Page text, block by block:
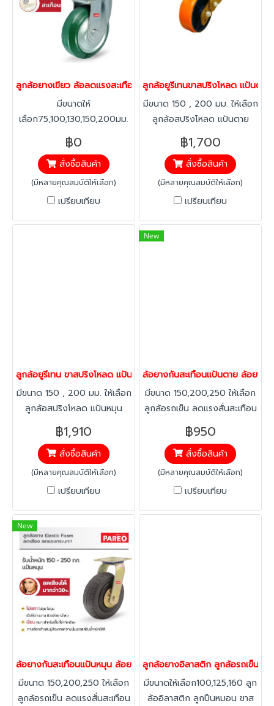
บนพื้นเหมือนล้อยางสีดำ
บนพื้นเหมือนล้อยางสีดำ
ลูกล้อยางเขียว ล้อลดแรงสะเทือน ล้อลดแรงเข็น ล้อไม่ทำพื้นเป็นรอ
มีขนาดให้
เลือก75,100,130,150,200มม.
มาตรฐาน JIS Standard ลด
แรงสั่นสะเทือน เนื้อยางนิ่ม ไม่
ยุบตัว ยืดหนุ่นสูง เงียบ นุ่มนวล
เพราะวัตถุดิบล้อผลิตจากยาง
เกรดเดียวกับยางรถยนต์
นาน แข็งแรง ด้วยสลักขนาด
฿0
สั่งซื้อสินค้า
(มีหลายคุณสมบัติให้เลือก)
เปรียบเทียบ
ลูกล้อยูรีเทนขาสปริงโหลด แป้นต
มีขนาด 150 , 200 มม. ให้เลือก
ลูกล้อสปริงโหลด แป้นตาย
ลูกล้อรถเข็น สำหรับงาน
อุตสาหกรรมที่ต้องการรับน้ำ
หนักมากเป็นพิเศษ เข็นเบา เข็น
นุ่ม จนรู้สึกแตกต่าง
฿1,700
สั่งซื้อสินค้า
(มีหลายคุณสมบัติให้เลือก)
เปรียบเทียบ
ลูกล้อยูรีเทน ขาสปริงโหลด แป้นหมุน รับน้ำหนัก 400-600 กก. ยี่ห้อ
มีขนาด 150 , 200 มม. ให้เลือก
ลูกล้อสปริงโหลด แป้นหมุน
ลูกล้อรถเข็น สำหรับงาน
อุตสาหกรรมที่ต้องการรับน้ำ
หนักมากเป็นพิเศษ เข็นเบา เข็น
นุ่ม จนรู้สึกแตกต่าง
฿1,910
สั่งซื้อสินค้า
(มีหลายคุณสมบัติให้เลือก)
เปรียบเทียบ
New
ล้อยางกันสะเทือนแป้นตาย ล้อยาง
มีขนาด 150,200,250 ให้เลือก
ลูกล้อรถเข็น ลดแรงสั่นสะเทือน
แข็งแรง ไม่ยุบตัว ยืดหยุ่นสูง
เพิ่มประสิทธิภาพในการทำงาน
เข็นเบา ใช้แรงน้อย
฿950
สั่งซื้อสินค้า
(มีหลายคุณสมบัติให้เลือก)
เปรียบเทียบ
New
ล้อยางกันสะเทือนแป้นหมุน ล้อยางโฟม สามารถรับน้ำหนักได้ 150-375
มีขนาด 150,200,250 ให้เลือก
ลูกล้อรถเข็น ลดแรงสั่นสะเทือน
ลูกล้อยางอิลาสติก ลูกล้อรถเข็นขอ
มีขนาดให้เลือก100,125,160 ลูก
ล้ออิลาสติก ลูกปืนหมอน ขาส